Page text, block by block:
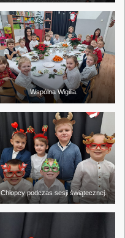
Wspólna Wigilia.
Chłopcy podczas sesji świątecznej.